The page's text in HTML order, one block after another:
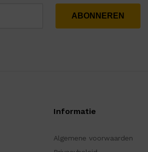
Informatie
Algemene voorwaarden